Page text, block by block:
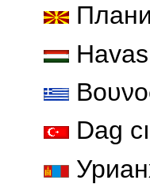
Dag